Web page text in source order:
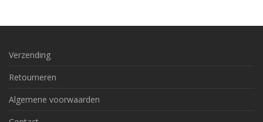
Verzending
Retourneren
Algemene voorwaarden